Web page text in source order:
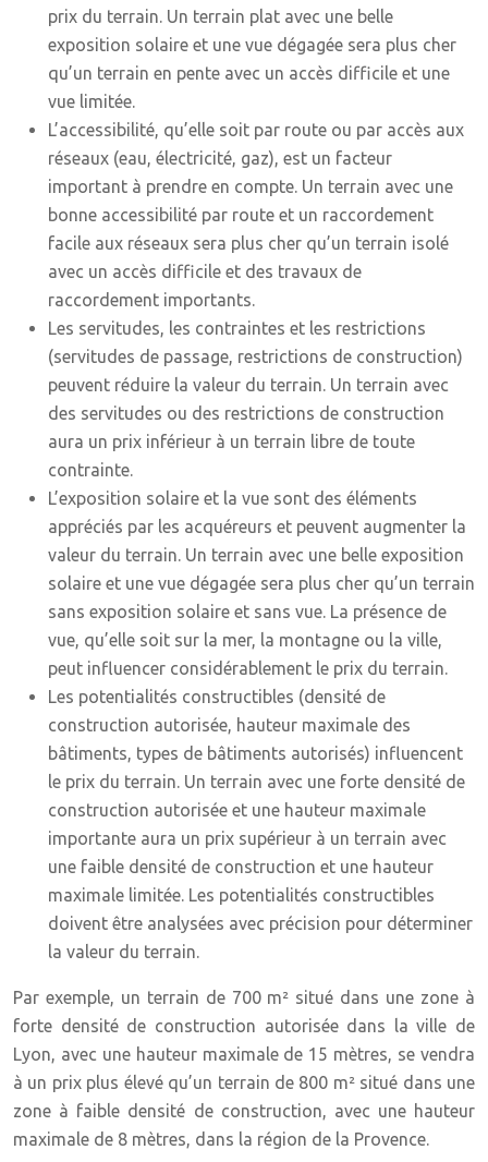
prix du terrain. Un terrain plat avec une belle
exposition solaire et une vue dégagée sera plus cher
qu’un terrain en pente avec un accès difficile et une
vue limitée.
L’accessibilité, qu’elle soit par route ou par accès aux
réseaux (eau, électricité, gaz), est un facteur
important à prendre en compte. Un terrain avec une
bonne accessibilité par route et un raccordement
facile aux réseaux sera plus cher qu’un terrain isolé
avec un accès difficile et des travaux de
raccordement importants.
Les servitudes, les contraintes et les restrictions
(servitudes de passage, restrictions de construction)
peuvent réduire la valeur du terrain. Un terrain avec
des servitudes ou des restrictions de construction
aura un prix inférieur à un terrain libre de toute
contrainte.
L’exposition solaire et la vue sont des éléments
appréciés par les acquéreurs et peuvent augmenter la
valeur du terrain. Un terrain avec une belle exposition
solaire et une vue dégagée sera plus cher qu’un terrain
sans exposition solaire et sans vue. La présence de
vue, qu’elle soit sur la mer, la montagne ou la ville,
peut influencer considérablement le prix du terrain.
Les potentialités constructibles (densité de
construction autorisée, hauteur maximale des
bâtiments, types de bâtiments autorisés) influencent
le prix du terrain. Un terrain avec une forte densité de
construction autorisée et une hauteur maximale
importante aura un prix supérieur à un terrain avec
une faible densité de construction et une hauteur
maximale limitée. Les potentialités constructibles
doivent être analysées avec précision pour déterminer
la valeur du terrain.
Par exemple, un terrain de 700 m² situé dans une zone à
forte densité de construction autorisée dans la ville de
Lyon, avec une hauteur maximale de 15 mètres, se vendra
à un prix plus élevé qu’un terrain de 800 m² situé dans une
zone à faible densité de construction, avec une hauteur
maximale de 8 mètres, dans la région de la Provence.